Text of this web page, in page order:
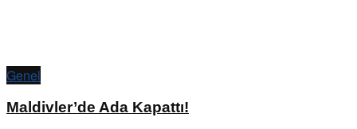
Genel
Maldivler’de Ada Kapattı!